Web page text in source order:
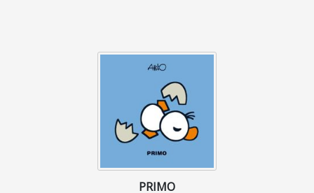
PRIMO